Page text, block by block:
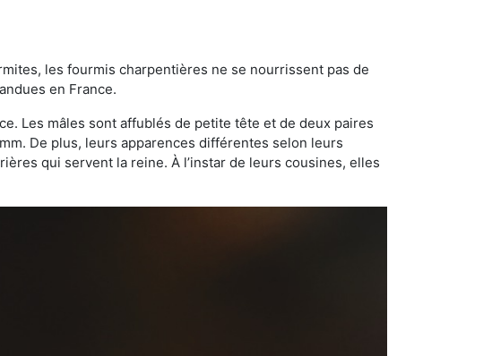
les fourmis charpentières ne se nourrissent pas de
en France.
Les mâles sont affublés de petite tête et de deux paires
De plus, leurs apparences différentes selon leurs
qui servent la reine. À l’instar de leurs cousines, elles